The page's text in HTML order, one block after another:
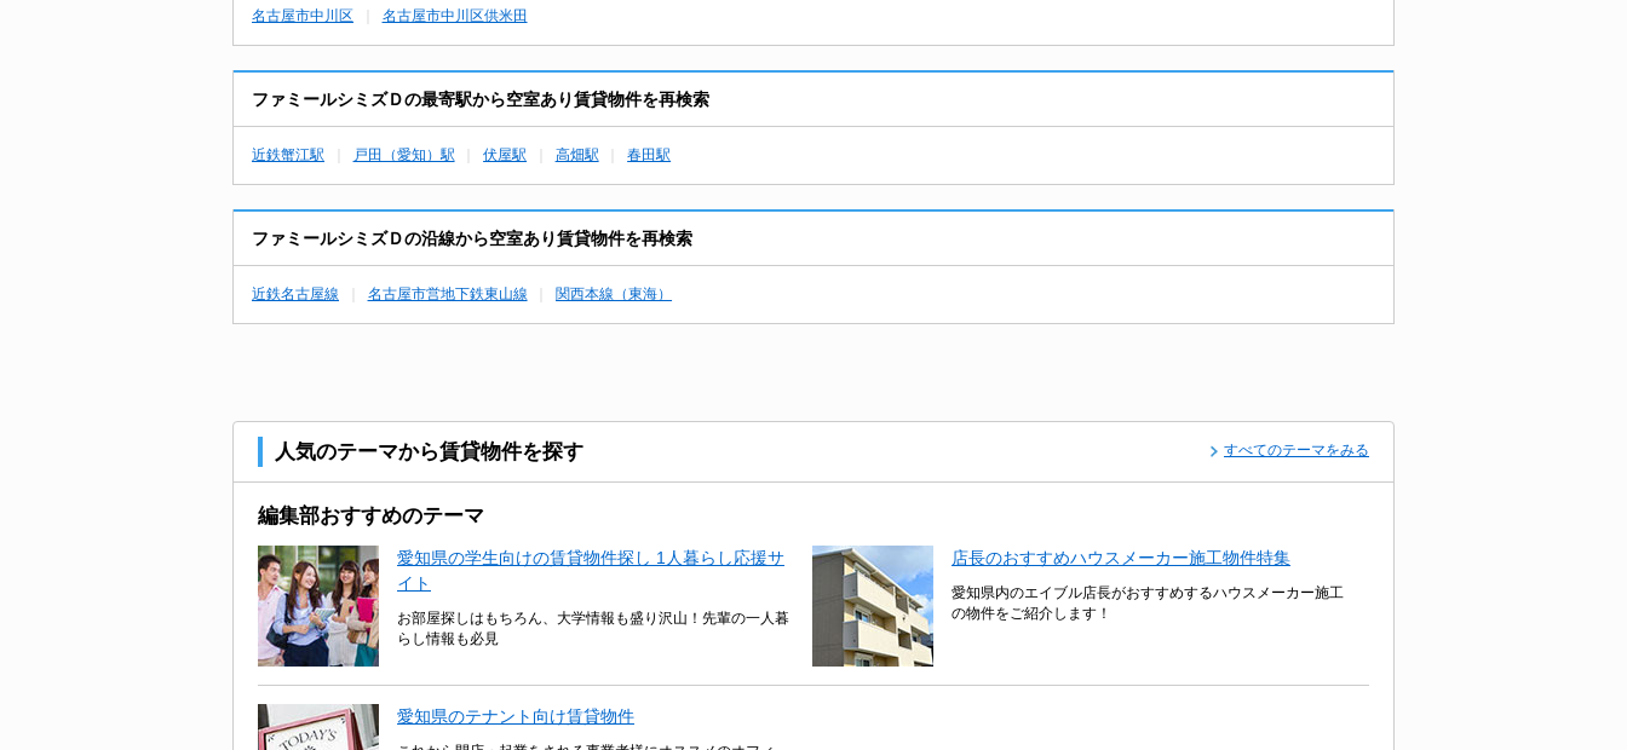
名古屋市中川区 名古屋市中川区供米田
ファミールシミズＤの最寄駅から空室あり賃貸物件を再検索
近鉄蟹江駅 戸田（愛知）駅 伏屋駅 高畑駅 春田駅
ファミールシミズＤの沿線から空室あり賃貸物件を再検索
近鉄名古屋線 名古屋市営地下鉄東山線 関西本線（東海）
人気のテーマから賃貸物件を探す すべてのテーマをみる
編集部おすすめのテーマ
愛知県の学生向けの賃貸物件探し 1人暮らし応援サ
イト
お部屋探しはもちろん、大学情報も盛り沢山！先輩の一人暮
らし情報も必見
店長のおすすめハウスメーカー施工物件特集
愛知県内のエイブル店長がおすすめするハウスメーカー施工
の物件をご紹介します！
愛知県のテナント向け賃貸物件